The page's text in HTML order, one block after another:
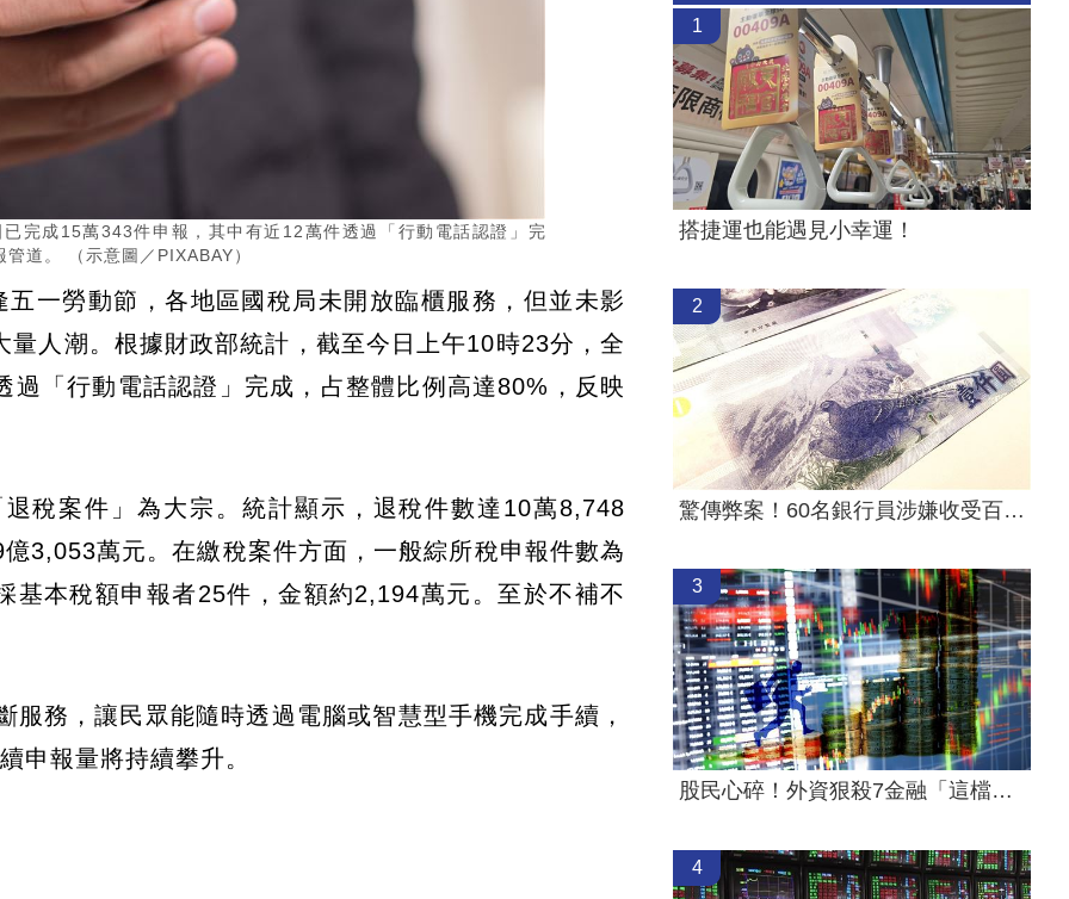
完成15萬343件申報，其中有近12萬件透過「行動電話認證」完
道。 （示意圖／PIXABAY）
一勞動節，各地區國稅局未開放臨櫃服務，但並未影
人潮。根據財政部統計，截至今日上午10時23分，全
「行動電話認證」完成，占整體比例高達80%，反映
稅案件」為大宗。統計顯示，退稅件數達10萬8,748
3,053萬元。在繳稅案件方面，一般綜所稅申報件數為
本稅額申報者25件，金額約2,194萬元。至於不補不
務，讓民眾能隨時透過電腦或智慧型手機完成手續，
申報量將持續攀升。
1
搭捷運也能遇見小幸運！
2
驚傳弊案！60名銀行員涉嫌收受百萬回扣
3
股民心碎！外資狠殺7金融「這檔最慘」
4